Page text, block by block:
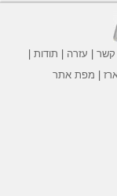
קשר | עזרה | תודות |
| מפת אתר